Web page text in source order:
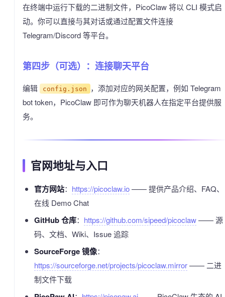
在终端中运行下载的二进制文件，PicoClaw 将以 CLI 模式启
动。你可以直接与其对话或通过配置文件连接
Telegram/Discord 等平台。
第四步（可选）：连接聊天平台
编辑 config.json ，添加对应的网关配置，例如 Telegram
bot token，PicoClaw 即可作为聊天机器人在指定平台提供服
务。
官网地址与入口
官方网站： https://picoclaw.io—— 提供产品介绍、FAQ、
在线 Demo Chat
GitHub 仓库： https://github.com/sipeed/picoclaw—— 源
码、文档、Wiki、Issue 追踪
SourceForge 镜像：
https://sourceforge.net/projects/picoclaw.mirror—— 二进
制文件下载